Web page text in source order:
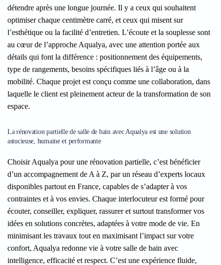
détendre après une longue journée. Il y a ceux qui souhaitent
optimiser chaque centimètre carré, et ceux qui misent sur
l’esthétique ou la facilité d’entretien. L’écoute et la souplesse sont
au cœur de l’approche Aqualya, avec une attention portée aux
détails qui font la différence : positionnement des équipements,
type de rangements, besoins spécifiques liés à l’âge ou à la
mobilité. Chaque projet est conçu comme une collaboration, dans
laquelle le client est pleinement acteur de la transformation de son
espace.
La rénovation partielle de salle de bain avec Aqualya est une solution
astucieuse, humaine et performante
Choisir Aqualya pour une rénovation partielle, c’est bénéficier
d’un accompagnement de A à Z, par un réseau d’experts locaux
disponibles partout en France, capables de s’adapter à vos
contraintes et à vos envies. Chaque interlocuteur est formé pour
écouter, conseiller, expliquer, rassurer et surtout transformer vos
idées en solutions concrètes, adaptées à votre mode de vie. En
minimisant les travaux tout en maximisant l’impact sur votre
confort, Aqualya redonne vie à votre salle de bain avec
intelligence, efficacité et respect. C’est une expérience fluide,